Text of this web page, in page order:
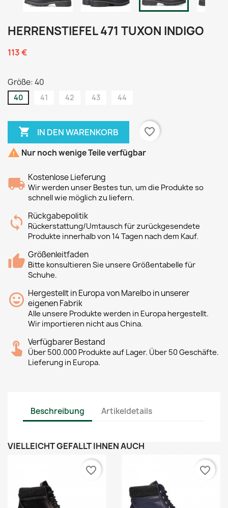
HERRENSTIEFEL 471 TUXON INDIGO
113 €
Größe: 40
40 41 42 43 44
 IN DEN WARENKORB
favorite_border
 Nur noch wenige Teile verfügbar
Kostenlose Lieferung
Wir werden unser Bestes tun, um die Produkte so
schnell wie möglich zu liefern.
Rückgabepolitik
Rückerstattung/Umtausch für zurückgesendete
Produkte innerhalb von 14 Tagen nach dem Kauf.
Größenleitfaden
Bitte konsultieren Sie unsere Größentabelle für
Schuhe.
Hergestellt in Europa von Marelbo in unserer
eigenen Fabrik
Alle unsere Produkte werden in Europa hergestellt.
Wir importieren nicht aus China.
Verfügbarer Bestand
Über 500.000 Produkte auf Lager. Über 50 Geschäfte.
Lieferung in Europa.
Beschreibung Artikeldetails
VIELLEICHT GEFÄLLT IHNEN AUCH
favorite_border favorite_border